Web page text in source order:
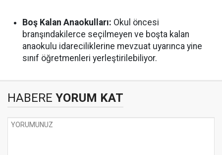
Boş Kalan Anaokulları: Okul öncesi
branşındakilerce seçilmeyen ve boşta kalan
anaokulu idareciliklerine mevzuat uyarınca yine
sınıf öğretmenleri yerleştirilebiliyor.
HABERE YORUM KAT